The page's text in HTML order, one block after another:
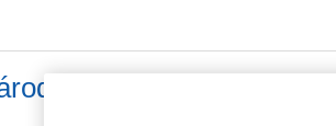
práva soukromého